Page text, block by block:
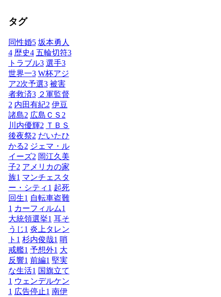
タグ
同性婚5 坂本勇人
4 歴史4 五輪切符3
トラブル3 選手3
世界一3 W杯アジ
ア2次予選3 被害
者救済3 ２軍監督
2 内田有紀2 伊豆
諸島2 広島ＣＳ 2
川内優輝2 ＴＢＳ
後夜祭2 だいたひ
かる2 ジェマ・ル
イーズ2 岡江久美
子2 アメリカの家
族1 マンチェスタ
ー・シティ 1 起死
回生1 自転車盗難
1 カーフィルム1
大統領選挙1 耳そ
うじ1 炎上タレン
ト 1 杉内俊哉1 哨
戒艦1 予想外1 大
反響1 前編1 堅実
な生活1 国旗立て
1 ウェンデルケン
1 広告停止1 南伊